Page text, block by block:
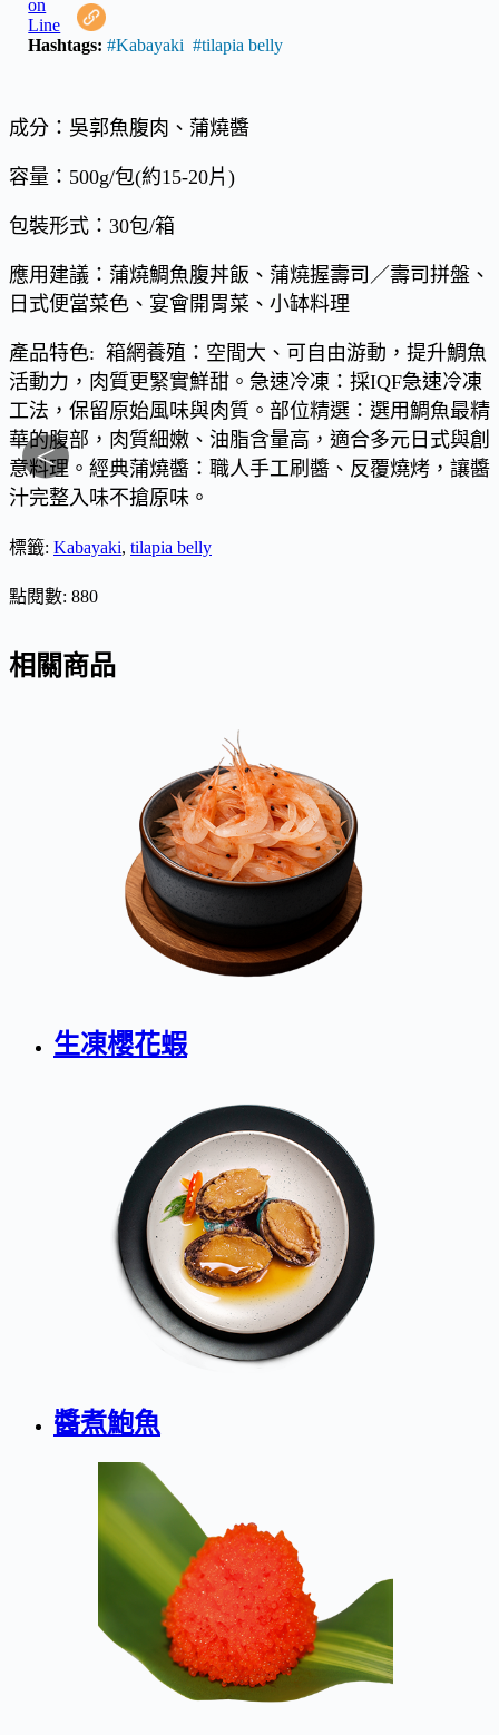
Hashtags:#Kabayaki #tilapia belly
成分：吳郭魚腹肉、蒲燒醬
容量：500g/包(約15-20片)
包裝形式：30包/箱
應用建議：蒲燒鯛魚腹丼飯、蒲燒握壽司／壽司拼盤、
日式便當菜色、宴會開胃菜、小缽料理
產品特色: 箱網養殖：空間大、可自由游動，提升鯛魚
活動力，肉質更緊實鮮甜。急速冷凍：採IQF急速冷凍
工法，保留原始風味與肉質。部位精選：選用鯛魚最精
華的腹部，肉質細嫩、油脂含量高，適合多元日式與創
意料理。經典蒲燒醬：職人手工刷醬、反覆燒烤，讓醬
汁完整入味不搶原味。
標籤: Kabayaki, tilapia belly
點閱數: 880
相關商品
生凍櫻花蝦
醬煮鮑魚
<